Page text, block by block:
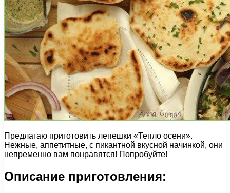
Предлагаю приготовить лепешки «Тепло осени».
Нежные, аппетитные, с пикантной вкусной начинкой, они
непременно вам понравятся! Попробуйте!
Описание приготовления: